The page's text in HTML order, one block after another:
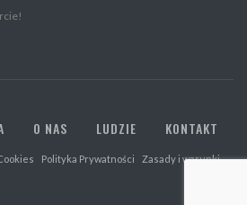
O NAS LUDZIE KONTAKT
Polityka Prywatności Zasady i warunki